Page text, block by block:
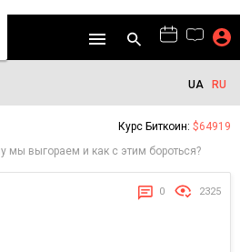
UA RU
Курс Биткоин: $64919
мы выгораем и как с этим бороться?
0 2325